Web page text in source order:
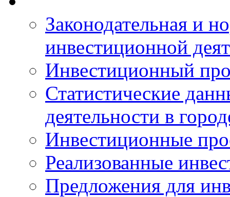
Законодательная и
инвестиционной
Инвестиционный
Статистические
деятельности в
Инвестиционные
Реализованные
Предложения для